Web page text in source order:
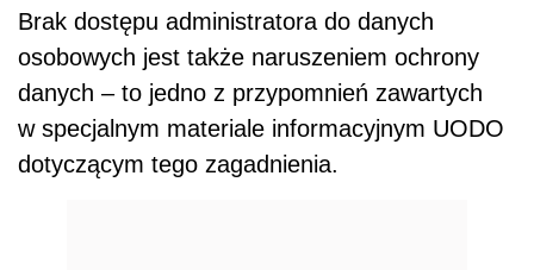
Brak dostępu administratora do danych
osobowych jest także naruszeniem ochrony
danych – to jedno z przypomnień zawartych
w specjalnym materiale informacyjnym UODO
dotyczącym tego zagadnienia.